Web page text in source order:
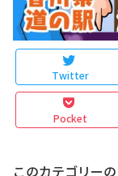
Twitter
Pocket
このカテゴリー